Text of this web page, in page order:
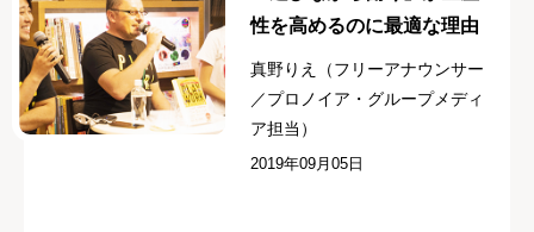
性を高めるのに最適な理由
真野りえ（フリーアナウンサー
／プロノイア・グループメディ
ア担当）
2019年09月05日